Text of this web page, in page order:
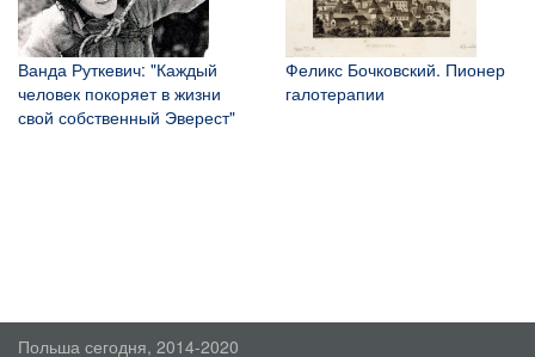
Ванда Руткевич: "Каждый
человек покоряет в жизни
свой собственный Эверест"
Феликс Бочковский. Пионер
галотерапии
Польша сегодня, 2014-2020